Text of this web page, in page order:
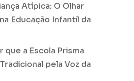
Atípica: O Olhar
Educação Infantil da
que a Escola Prisma
pela Voz da